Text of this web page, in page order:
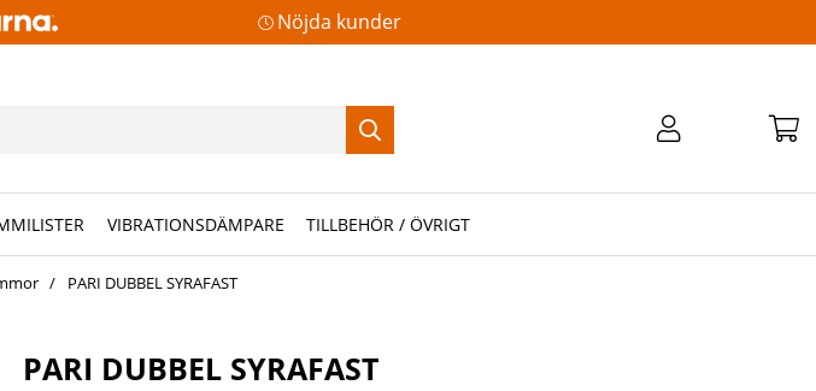
Nöjda kunder
VIBRATIONSDÄMPARE TILLBEHÖR / ÖVRIGT
PARI DUBBEL SYRAFAST
PARI DUBBEL SYRAFAST